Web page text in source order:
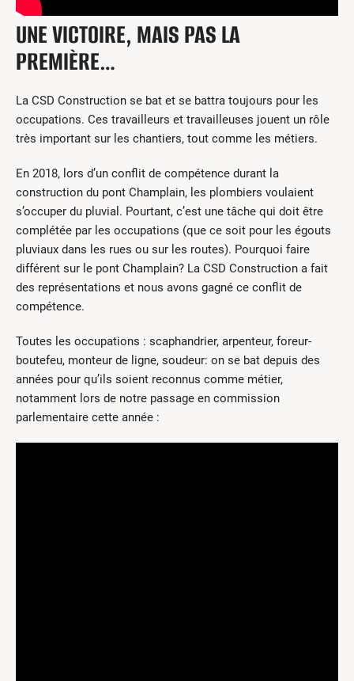
UNE VICTOIRE, MAIS PAS LA
PREMIÈRE…
La CSD Construction se bat et se battra toujours pour les
occupations. Ces travailleurs et travailleuses jouent un rôle
très important sur les chantiers, tout comme les métiers.
En 2018, lors d’un conflit de compétence durant la
construction du pont Champlain, les plombiers voulaient
s’occuper du pluvial. Pourtant, c’est une tâche qui doit être
complétée par les occupations (que ce soit pour les égouts
pluviaux dans les rues ou sur les routes). Pourquoi faire
différent sur le pont Champlain? La CSD Construction a fait
des représentations et nous avons gagné ce conflit de
compétence.
Toutes les occupations : scaphandrier, arpenteur, foreur-
boutefeu, monteur de ligne, soudeur: on se bat depuis des
années pour qu’ils soient reconnus comme métier,
notamment lors de notre passage en commission
parlementaire cette année :